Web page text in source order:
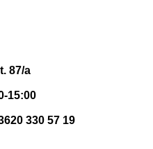
87/a
15:00
330 57 19